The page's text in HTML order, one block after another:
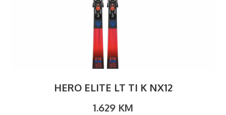
HERO ELITE LT TI K NX12
1.629 KM